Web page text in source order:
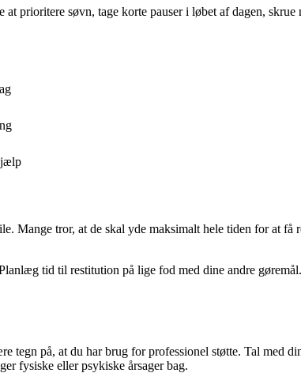
prioritere søvn, tage korte pauser i løbet af dagen,
Mange tror, at de skal yde maksimalt hele tiden for at
tid til restitution på lige fod med dine andre
tegn på, at du har brug for professionel støtte. Tal med
fysiske eller psykiske årsager bag.